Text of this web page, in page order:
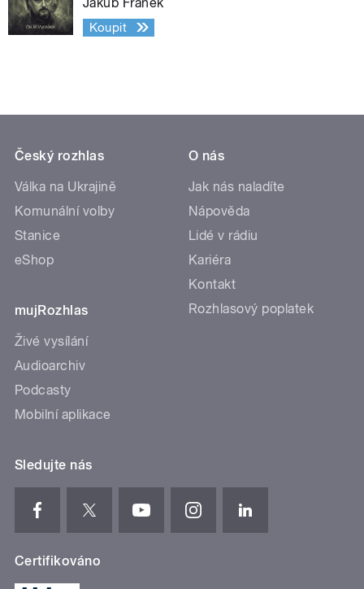
Koupit
Český rozhlas
Válka na Ukrajině
Komunální volby
Stanice
eShop
mujRozhlas
Živé vysílání
Audioarchiv
Podcasty
Mobilní aplikace
O nás
Jak nás naladíte
Nápověda
Lidé v rádiu
Kariéra
Kontakt
Rozhlasový poplatek
Sledujte nás
Certifikováno